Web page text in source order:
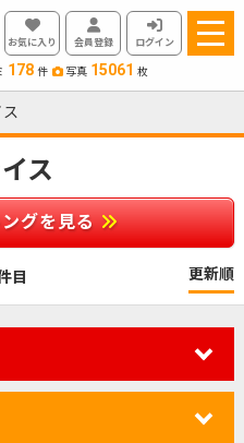
お気に入り 会員登録 ログイン
178 件 写真 15061 枚
ス
グを見る
目 更新順